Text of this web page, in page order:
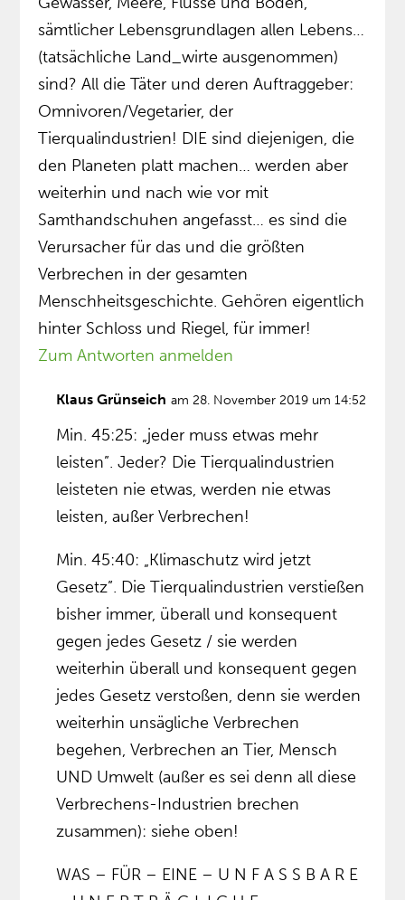
sämtlicher Lebensgrundlagen allen Lebens…
(tatsächliche Land_wirte ausgenommen)
sind? All die Täter und deren Auftraggeber:
Omnivoren/Vegetarier, der
Tierqualindustrien! DIE sind diejenigen, die
den Planeten platt machen… werden aber
weiterhin und nach wie vor mit
Samthandschuhen angefasst… es sind die
Verursacher für das und die größten
Verbrechen in der gesamten
Menschheitsgeschichte. Gehören eigentlich
hinter Schloss und Riegel, für immer!
Zum Antworten anmelden
Klaus Grünseich am 28. November 2019 um 14:52
Min. 45:25: „jeder muss etwas mehr
leisten”. Jeder? Die Tierqualindustrien
leisteten nie etwas, werden nie etwas
leisten, außer Verbrechen!
Min. 45:40: „Klimaschutz wird jetzt
Gesetz”. Die Tierqualindustrien verstießen
bisher immer, überall und konsequent
gegen jedes Gesetz / sie werden
weiterhin überall und konsequent gegen
jedes Gesetz verstoßen, denn sie werden
weiterhin unsägliche Verbrechen
begehen, Verbrechen an Tier, Mensch
UND Umwelt (außer es sei denn all diese
Verbrechens-Industrien brechen
zusammen): siehe oben!
WAS – FÜR – EINE – U N F A S S B A R E